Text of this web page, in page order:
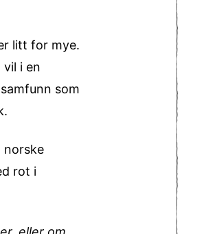
litt for mye.
i en
som
norske
rot i